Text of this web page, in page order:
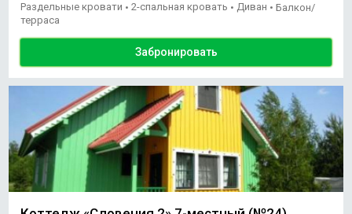
Раздельные кровати • 2-спальная кровать • Диван • Балкон/
терраса
Забронировать